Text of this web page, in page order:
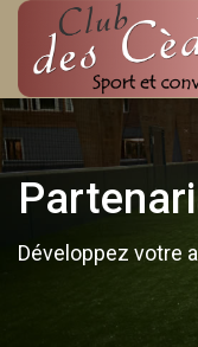
Développez votre